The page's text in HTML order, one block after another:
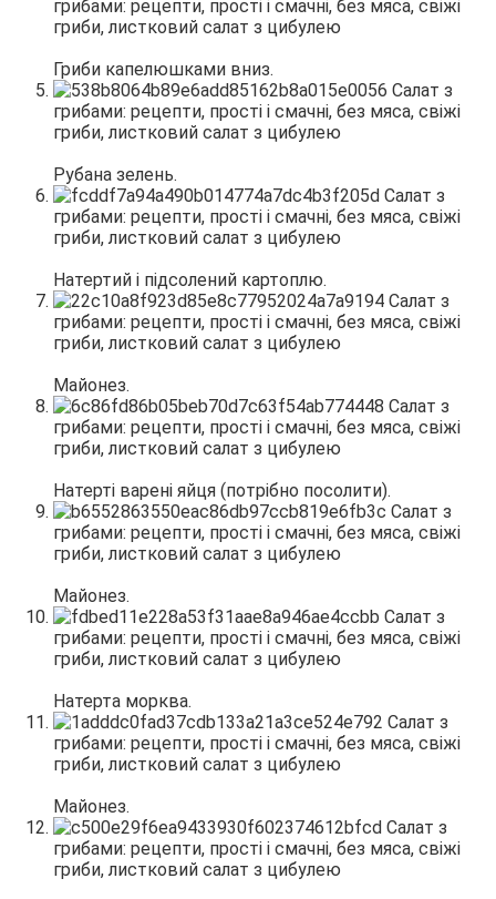
Гриби капелюшками вниз.
Рубана зелень.
Натертий і підсолений картоплю.
Майонез.
Натерті варені яйця (потрібно посолити).
Майонез.
Натерта морква.
Майонез.